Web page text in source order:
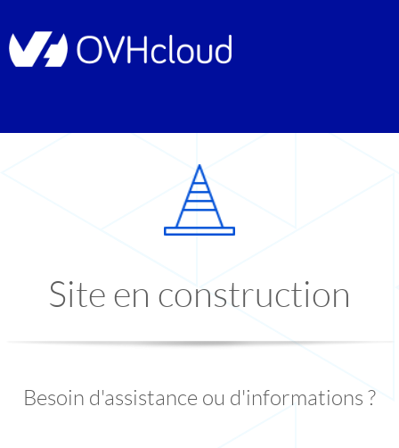
Site en construction
Besoin d'assistance ou d'informations ?